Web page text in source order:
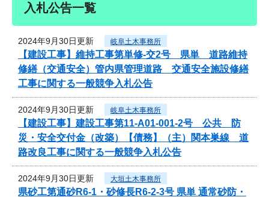
入札公告一覧
2024年9月30日更新 岐阜土木事務所
【建設工事】維持工事第単修-交2号 県単 道路維持
修繕（交通安全）管内県管理道路 交通安全施設修繕
工事に関する一般競争入札公告
2024年9月30日更新 岐阜土木事務所
【建設工事】建設工事第11-A01-001-2号 公共 防
災・安全交付金（改築）【債務】（主）関本巣線 道
路改良工事に関する一般競争入札公告
2024年9月30日更新 大垣土木事務所
県砂工第通砂R6-1・砂修長R6-2-3号 県単 通常砂防・